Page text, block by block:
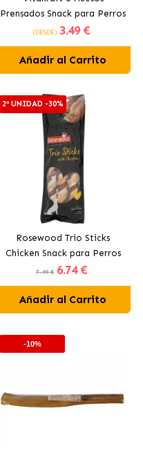
Prensados Snack para Perros
Medianos
(DESDE) 3.49 €
Añadir al Carrito
2ª UNIDAD -30%
Rosewood Trio Sticks
Chicken Snack para Perros
Grandes con Pollo
7.49 € 6.74 €
Añadir al Carrito
-10%